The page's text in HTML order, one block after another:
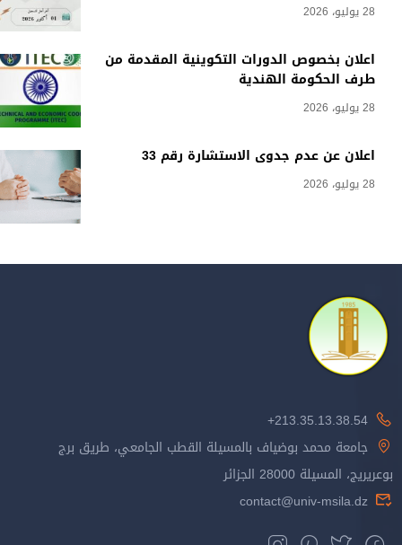
28 يوليو، 2026
اعلان بخصوص الدورات التكوينية المقدمة من
طرف الحكومة الهندية
28 يوليو، 2026
اعلان عن عدم جدوى الاستشارة رقم 33
28 يوليو، 2026
213.35.13.38.54+
جامعة محمد بوضياف بالمسيلة القطب الجامعي، طريق برج
بوعريريج، المسيلة 28000 الجزائر
contact@univ-msila.dz